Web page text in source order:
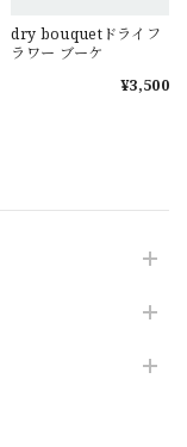
dry bouquetドライフ
ラワー ブーケ
¥3,500